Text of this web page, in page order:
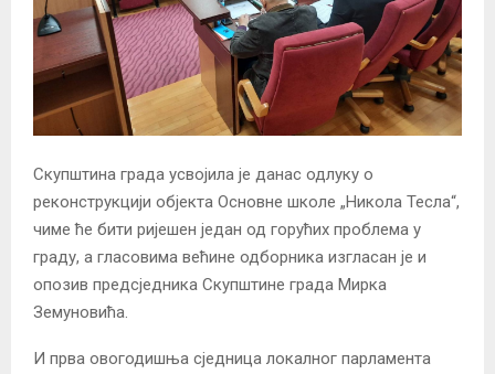
Скупштина града усвојила је данас одлуку о
реконструкцији објекта Основне школе „Никола Тесла“,
чиме ће бити ријешен један од горућих проблема у
граду, а гласовима већине одборника изгласан је и
опозив предсједника Скупштине града Мирка
Земуновића.
И прва овогодишња сједница локалног парламента